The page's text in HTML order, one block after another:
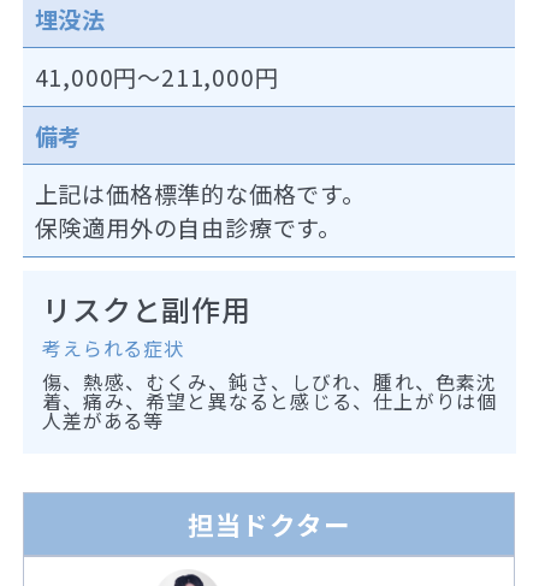
埋没法
41,000円～211,000円
備考
上記は価格標準的な価格です。
保険適用外の自由診療です。
リスクと副作用
考えられる症状
傷、熱感、むくみ、鈍さ、しびれ、腫れ、色素沈
着、痛み、希望と異なると感じる、仕上がりは個
人差がある等
担当ドクター